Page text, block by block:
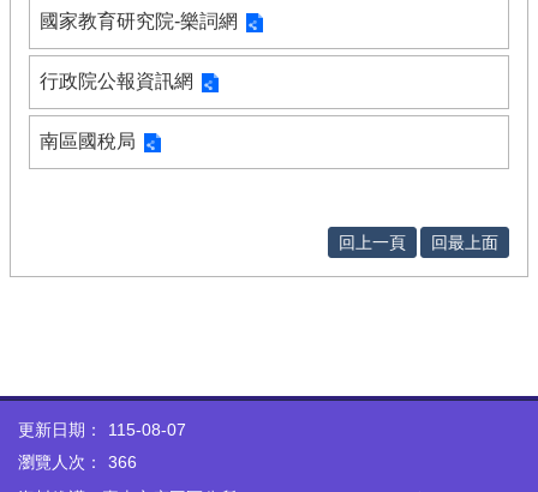
國家教育研究院-樂詞網
行政院公報資訊網
南區國稅局
回上一頁 回最上面
更新日期：
115-08-07
瀏覽人次：
366